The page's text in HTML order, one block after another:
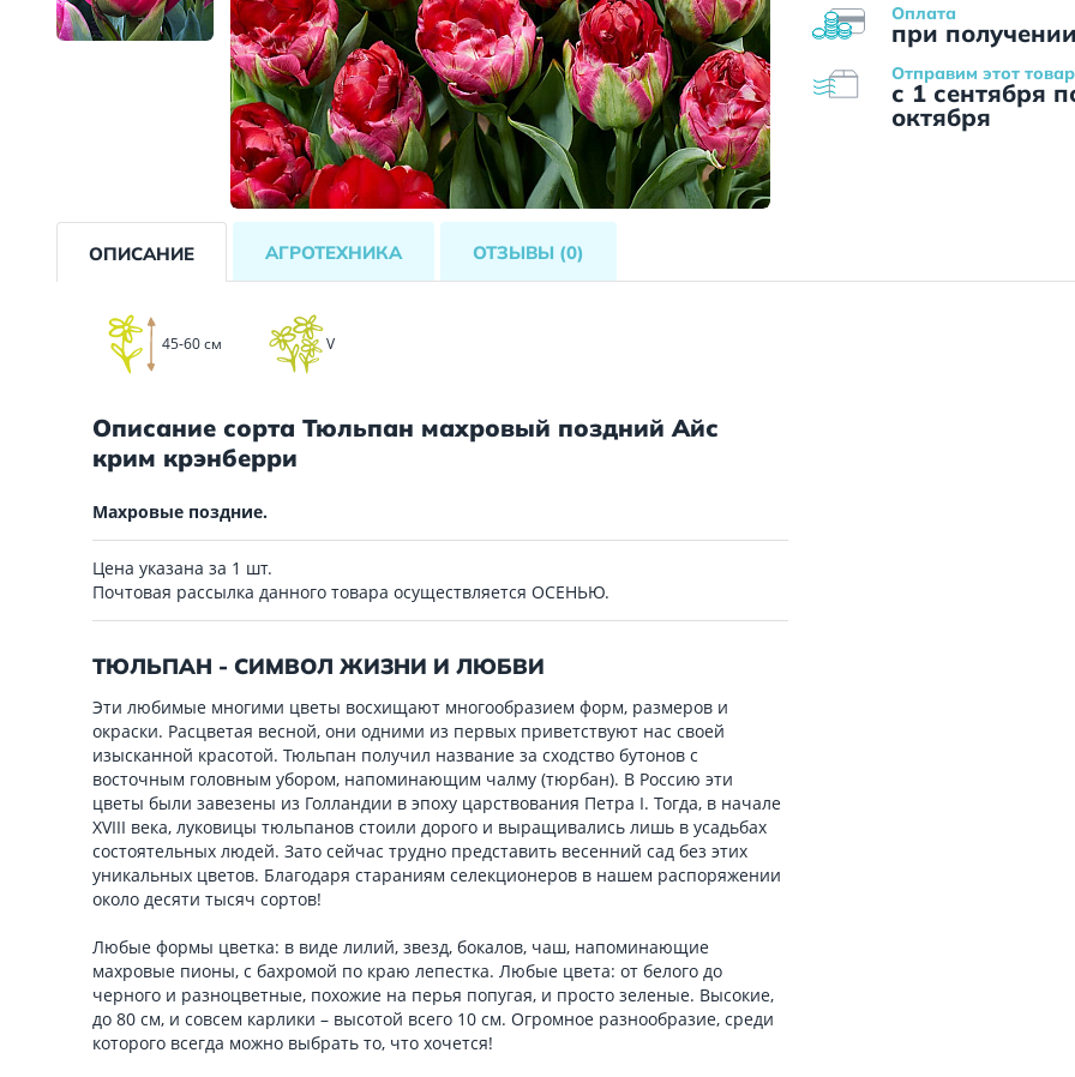
Оплата
при
Отправим этот
с 1 сентября
октября
ОПИСАНИЕ АГРОТЕХНИКА ОТЗЫВЫ (0)
45-60 см V
Описание сорта Тюльпан махровый поздний Айс
крим крэнберри
Махровые поздние.
Цена указана за 1 шт.
Почтовая рассылка данного товара осуществляется ОСЕНЬЮ.
ТЮЛЬПАН - СИМВОЛ ЖИЗНИ И ЛЮБВИ
Эти любимые многими цветы восхищают многообразием форм, размеров и
окраски. Расцветая весной, они одними из первых приветствуют нас своей
изысканной красотой. Тюльпан получил название за сходство бутонов с
восточным головным убором, напоминающим чалму (тюрбан). В Россию эти
цветы были завезены из Голландии в эпоху царствования Петра I. Тогда, в начале
XVIII века, луковицы тюльпанов стоили дорого и выращивались лишь в усадьбах
состоятельных людей. Зато сейчас трудно представить весенний сад без этих
уникальных цветов. Благодаря стараниям селекционеров в нашем распоряжении
около десяти тысяч сортов!
Любые формы цветка: в виде лилий, звезд, бокалов, чаш, напоминающие
махровые пионы, с бахромой по краю лепестка. Любые цвета: от белого до
черного и разноцветные, похожие на перья попугая, и просто зеленые. Высокие,
до 80 см, и совсем карлики – высотой всего 10 см. Огромное разнообразие, среди
которого всегда можно выбрать то, что хочется!